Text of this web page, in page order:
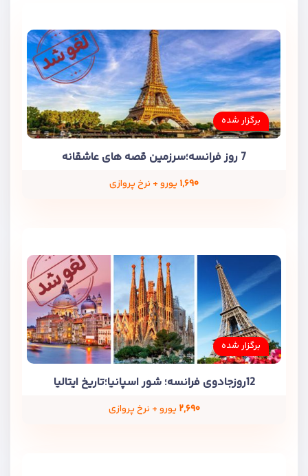
برگزار شده
7 روز فرانسه؛سرزمین قصه های عاشقانه
۱,۶۹۰ یورو + نرخ پروازی
برگزار شده
12روزجادوی فرانسه؛ شور اسپانیا؛تاریخ ایتالیا
۲,۶۹۰ یورو + نرخ پروازی